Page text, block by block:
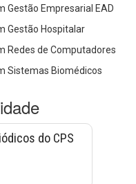
Gestão Empresarial EAD
Gestão Hospitalar
Redes de Computadores
Sistemas Biomédicos
do CPS